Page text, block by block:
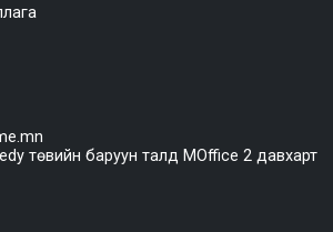
төвийн баруун талд MOffice 2 давхарт